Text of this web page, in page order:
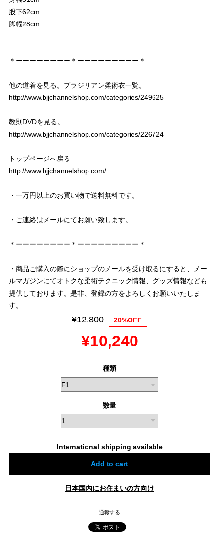
股下62cm
脚幅28cm
＊ーーーーーーーー＊ーーーーーーーーー＊
他の道着を見る。ブラジリアン柔術衣一覧。
http://www.bjjchannelshop.com/categories/249625
教則DVDを見る。
http://www.bjjchannelshop.com/categories/226724
トップページへ戻る
http://www.bjjchannelshop.com/
・一万円以上のお買い物で送料無料です。
・ご連絡はメールにてお願い致します。
＊ーーーーーーーー＊ーーーーーーーーー＊
・商品ご購入の際にショップのメールを受け取るにすると、メー
ルマガジンにてオトクな柔術テクニック情報、グッズ情報なども
提供しております。是非、登録の方をよろしくお願いいたしま
す。
¥12,800 20%OFF
¥10,240
種類
数量
International shipping available
Add to cart
日本国内にお住まいの方向け
通報する